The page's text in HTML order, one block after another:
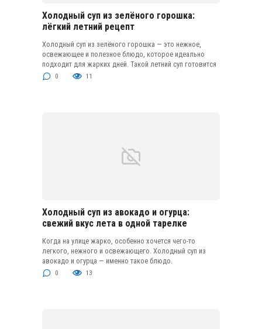
Холодный суп из зелёного горошка:
лёгкий летний рецепт
Холодный суп из зелёного горошка — это нежное,
освежающее и полезное блюдо, которое идеально
подходит для жарких дней. Такой летний суп готовится
0 11
Холодный суп из авокадо и огурца:
свежий вкус лета в одной тарелке
Когда на улице жарко, особенно хочется чего-то
легкого, нежного и освежающего. Холодный суп из
авокадо и огурца — именно такое блюдо.
0 13